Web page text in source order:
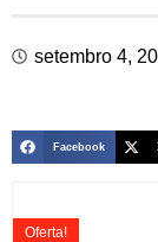
setembro 4,
Facebook
Oferta!